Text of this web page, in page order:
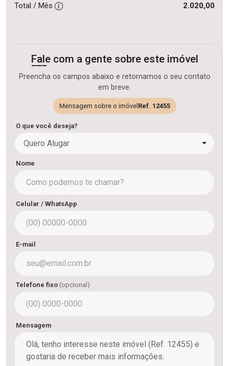
Total / Mês
2.020,00
Fale com a gente sobre este imóvel
Preencha os campos abaixo e retornamos o seu contato
em breve.
Mensagem sobre o imóvelRef. 12455
O que você deseja?
Quero Alugar
Nome
Celular / WhatsApp
E-mail
Telefone fixo (opcional)
Mensagem